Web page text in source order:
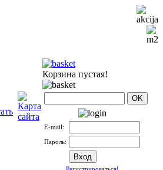
Корзина пустая!
Е-mail:
Пароль: